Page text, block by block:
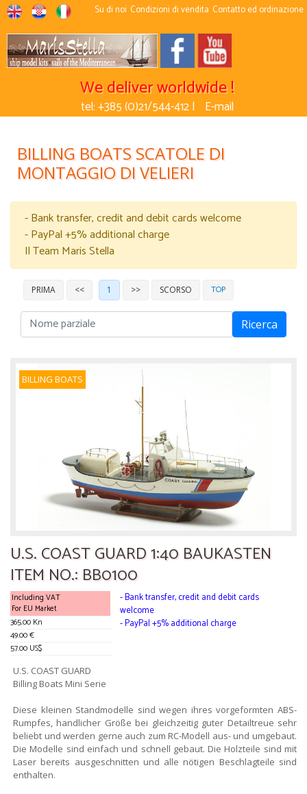
Su di noi Condizioni di vendita Contatto ed ordinazione
We deliver worldwide !
tel: +385 (0)21/544-412 | E-mail
BILLING BOATS SCATOLE DI
MONTAGGIO DI VELIERI
- Bank transfer, credit and debit cards welcome
- PayPal +5% additional charge
Il Team Maris Stella
PRIMA << 1 >> SCORSO TOP
Ricerca
BILLING BOATS
U.S. COAST GUARD 1:40 BAUKASTEN
ITEM NO.: BB0100
Including VAT
For EU Market
365.00 Kn
49.00 €
57.00 US$
- Bank transfer, credit and debit cards
welcome
- PayPal +5% additional charge
U.S. COAST GUARD
Billing Boats Mini Serie
Diese kleinen Standmodelle sind wegen ihres vorgeformten ABS-
Rumpfes, handlicher Größe bei gleichzeitig guter Detailtreue sehr
beliebt und werden gerne auch zum RC-Modell aus- und umgebaut.
Die Modelle sind einfach und schnell gebaut. Die Holzteile sind mit
Laser bereits ausgeschnitten und alle nötigen Beschlagteile sind
enthalten.